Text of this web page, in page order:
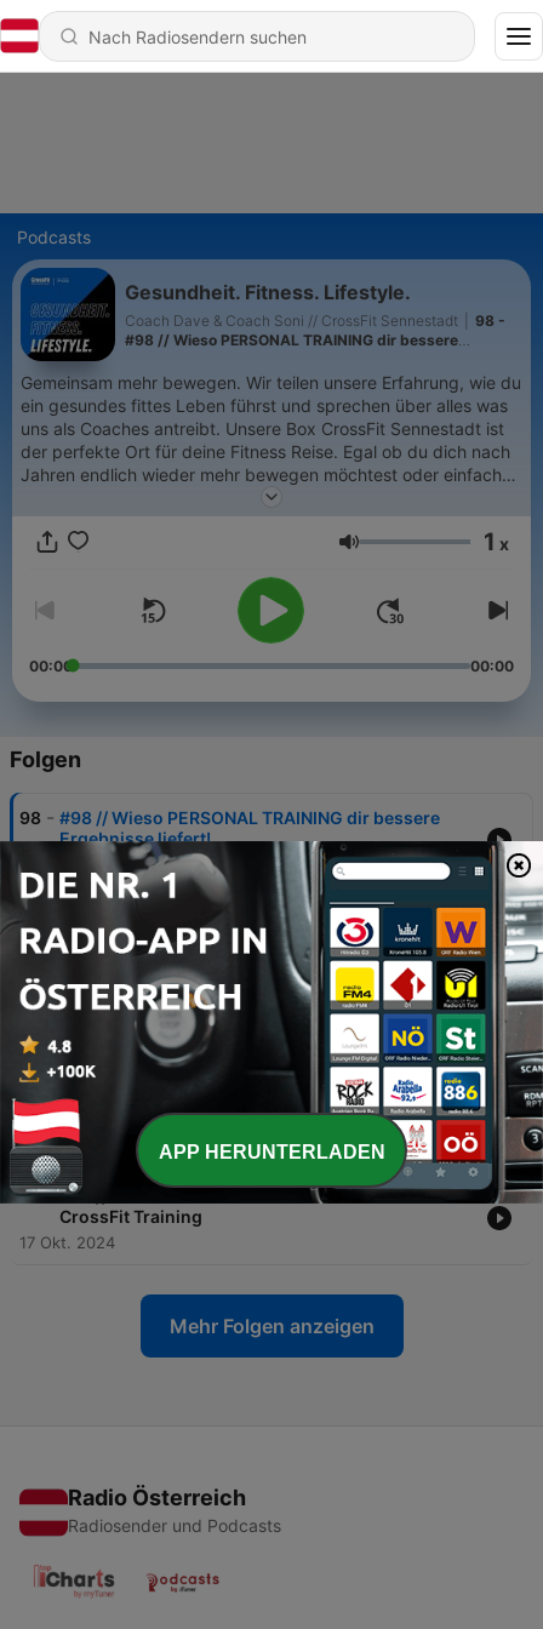
Podcasts
Gesundheit. Fitness. Lifestyle.
Coach Dave & Coach Soni // CrossFit Sennestadt
98 -
#98 // Wieso PERSONAL TRAINING dir bessere
Gemeinsam mehr bewegen. Wir teilen unsere Erfahrung, wie du
ein gesundes fittes Leben führst und sprechen über alles was
uns als Coaches antreibt. Unsere Box CrossFit Sennestadt ist
der perfekte Ort für deine Fitness Reise. Egal ob du dich nach
Jahren endlich wieder mehr bewegen möchtest oder einfach
eine neue Herausforderung suchst. Wir können helfen.
Lautstärke 1 x
00:00 00:00
Folgen
98 - #98 // Wieso PERSONAL TRAINING dir bessere
Ergebnisse liefert!
29 Nov. 2024
97
#97 // Warum du dein Spiegelbild jeden Tag
anschauen solltest!
08 Nov. 2024
96 - #96 // Wir haben Heilfasten ausprobiert - das
haben wir gelernt!
31 Okt. 2024
95 - #95 // 3 Gründe, warum CrossFit das richtige für
dich ist!
24 Okt. 2024
94 - #94 // Halbmarathon unter 2 Stunden nur mit
CrossFit Training
17 Okt. 2024
Mehr Folgen anzeigen
Radio Österreich
Radiosender und Podcasts
APP HERUNTERLADEN